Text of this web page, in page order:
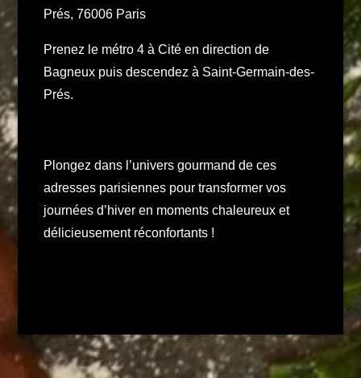
Prés, 76006 Paris
Prenez le métro 4 à Cité en direction de
Bagneux puis descendez à Saint-Germain-des-
Prés.
Plongez dans l’univers gourmand de ces
adresses parisiennes pour transformer vos
journées d’hiver en moments chaleureux et
délicieusement réconfortants !